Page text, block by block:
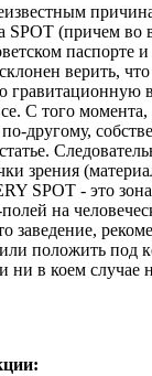
SPOT (причем во
паспорте
верить,
С того
другому,
зрения
SPOT - это
на
положить под
ни в коем случае